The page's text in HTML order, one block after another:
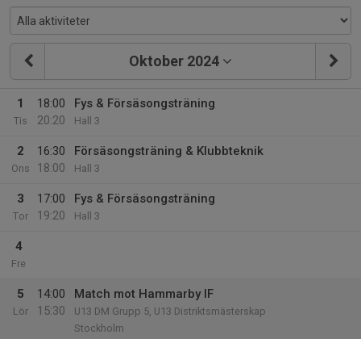
Oktober 2024
1
Tis
18:00
20:20
Fys & Försäsongsträning
Hall 3
2
Ons
16:30
18:00
Försäsongsträning & Klubbteknik
Hall 3
3
Tor
17:00
19:20
Fys & Försäsongsträning
Hall 3
4
Fre
5
Lör
14:00
15:30
Match mot Hammarby IF
U13 DM Grupp 5, U13 Distriktsmästerskap
Stockholm